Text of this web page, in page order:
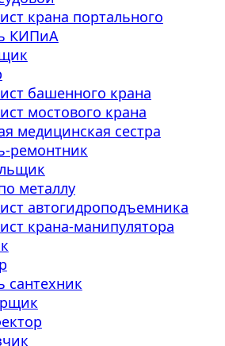
крана портального
КИПиА
башенного крана
мостового крана
медицинская сестра
ремонтник
металлу
автогидроподъемника
крана-манипулятора
сантехник